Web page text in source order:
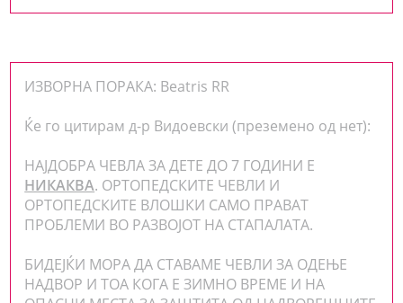
ИЗВОРНА ПОРАКА: Beatris RR
Ќе го цитирам д-р Видоевски (преземено од нет):
НАЈДОБРА ЧЕВЛА ЗА ДЕТЕ ДО 7 ГОДИНИ Е
НИКАКВА. ОРТОПЕДСКИТЕ ЧЕВЛИ И
ОРТОПЕДСКИТЕ ВЛОШКИ САМО ПРАВАТ
ПРОБЛЕМИ ВО РАЗВОЈОТ НА СТАПАЛАТА.
БИДЕЈЌИ МОРА ДА СТАВАМЕ ЧЕВЛИ ЗА ОДЕЊЕ
НАДВОР И ТОА КОГА Е ЗИМНО ВРЕМЕ И НА